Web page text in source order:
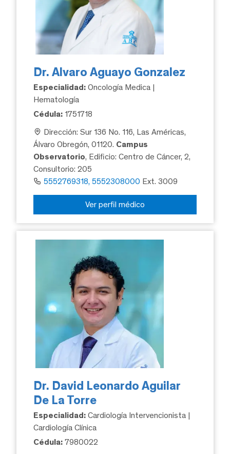
Dr. Alvaro Aguayo Gonzalez
Especialidad: Oncología Medica |
Hematología
Cédula: 1751718
Dirección: Sur 136 No. 116, Las Américas,
Álvaro Obregón, 01120. Campus
Observatorio, Edificio: Centro de Cáncer, 2,
Consultorio: 205
5552769318, 5552308000 Ext. 3009
Ver perfil médico
Dr. David Leonardo Aguilar
De La Torre
Especialidad: Cardiología Intervencionista |
Cardiología Clínica
Cédula: 7980022